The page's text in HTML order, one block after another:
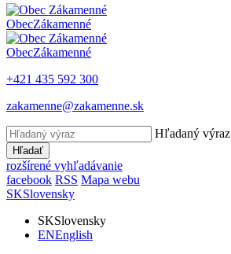
ObecZákamenné
ObecZákamenné
+421 435 592 300
zakamenne@zakamenne.sk
Hľadaný výraz
Hľadať
rozšírené vyhľadávanie
facebook RSS Mapa webu
SKSlovensky
SKSlovensky
ENEnglish